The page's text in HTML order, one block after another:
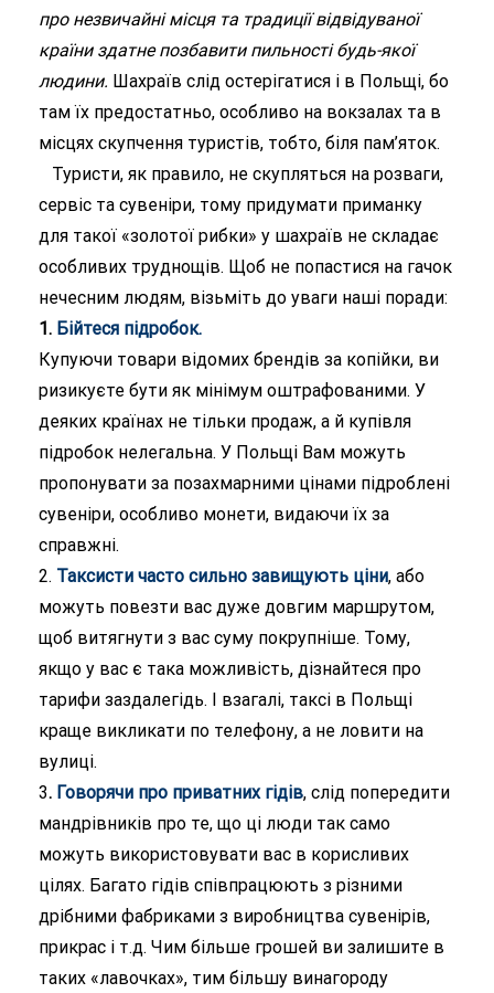
про незвичайні місця та традиції відвідуваної
країни здатне позбавити пильності будь-якої
людини. Шахраїв слід остерігатися і в Польщі, бо
там їх предостатньо, особливо на вокзалах та в
місцях скупчення туристів, тобто, біля пам’яток.
Туристи, як правило, не скупляться на розваги,
сервіс та сувеніри, тому придумати приманку
для такої «золотої рибки» у шахраїв не складає
особливих труднощів. Щоб не попастися на гачок
нечесним людям, візьміть до уваги наші поради:
1. Бійтеся підробок.
Купуючи товари відомих брендів за копійки, ви
ризикуєте бути як мінімум оштрафованими. У
деяких країнах не тільки продаж, а й купівля
підробок нелегальна. У Польщі Вам можуть
пропонувати за позахмарними цінами підроблені
сувеніри, особливо монети, видаючи їх за
справжні.
2. Таксисти часто сильно завищують ціни, або
можуть повезти вас дуже довгим маршрутом,
щоб витягнути з вас суму покрупніше. Тому,
якщо у вас є така можливість, дізнайтеся про
тарифи заздалегідь. І взагалі, таксі в Польщі
краще викликати по телефону, а не ловити на
вулиці.
3. Говорячи про приватних гідів, слід попередити
мандрівників про те, що ці люди так само
можуть використовувати вас в корисливих
цілях. Багато гідів співпрацюють з різними
дрібними фабриками з виробництва сувенірів,
прикрас і т.д. Чим більше грошей ви залишите в
таких «лавочках», тим більшу винагороду